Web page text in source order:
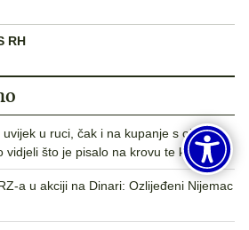
RH
uvijek u ruci, čak i na kupanje s obitelji
vidjeli što je pisalo na krovu te kuće…‘
a u akciji na Dinari: Ozlijeđeni Nijemac